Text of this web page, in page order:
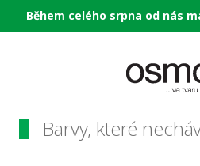
Během celého srpna od nás
Barvy, které